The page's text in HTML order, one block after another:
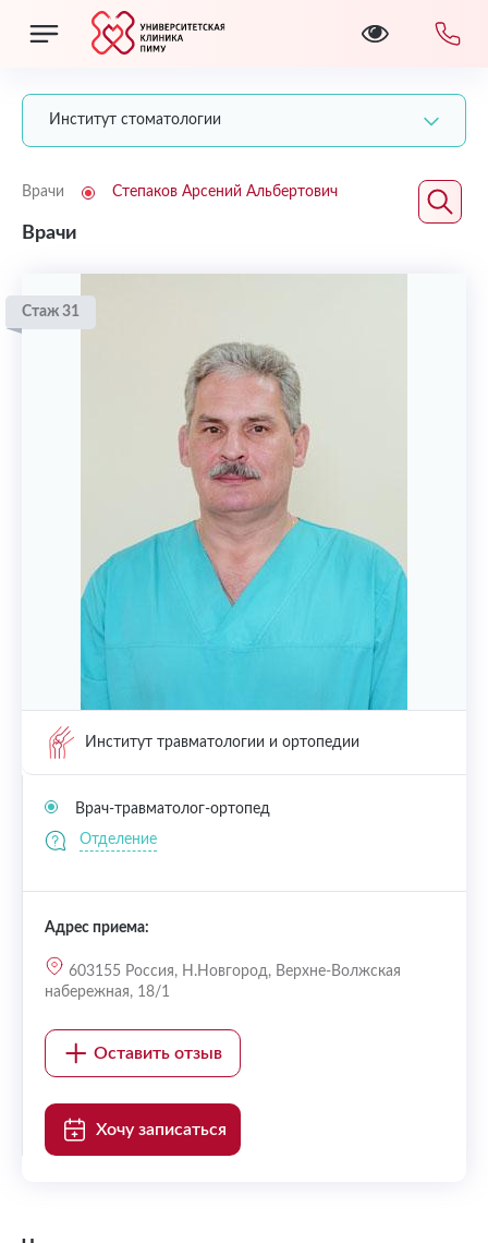
Институт стоматологии
Врачи Степаков Арсений Альбертович
Врачи
Стаж 31
Институт травматологии и ортопедии
Врач-травматолог-ортопед
Отделение
Адрес приема:
603155 Россия, Н.Новгород, Верхне-Волжская
набережная, 18/1
Оставить отзыв
Хочу записаться